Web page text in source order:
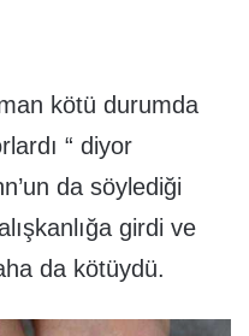
kötü durumda
“ diyor
da söylediği
girdi ve
da kötüydü.